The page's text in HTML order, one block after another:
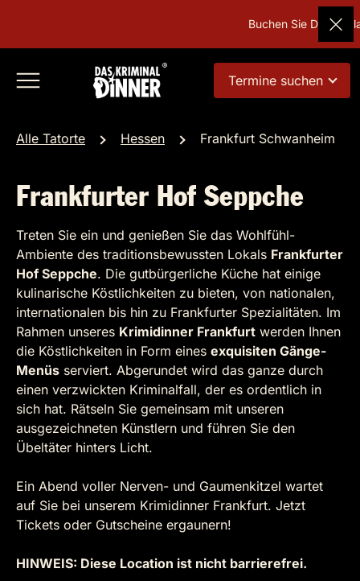
Buchen Sie
Termine suchen
Alle Tatorte Hessen Frankfurt Schwanheim
Frankfurter Hof Seppche
Treten Sie ein und genießen Sie das Wohlfühl-
Ambiente des traditionsbewussten Lokals Frankfurter
Hof Seppche. Die gutbürgerliche Küche hat einige
kulinarische Köstlichkeiten zu bieten, von nationalen,
internationalen bis hin zu Frankfurter Spezialitäten. Im
Rahmen unseres Krimidinner Frankfurt werden Ihnen
die Köstlichkeiten in Form eines exquisiten Gänge-
Menüs serviert. Abgerundet wird das ganze durch
einen verzwickten Kriminalfall, der es ordentlich in
sich hat. Rätseln Sie gemeinsam mit unseren
ausgezeichneten Künstlern und führen Sie den
Übeltäter hinters Licht.
Ein Abend voller Nerven- und Gaumenkitzel wartet
auf Sie bei unserem Krimidinner Frankfurt. Jetzt
Tickets oder Gutscheine ergaunern!
HINWEIS: Diese Location ist nicht barrierefrei.